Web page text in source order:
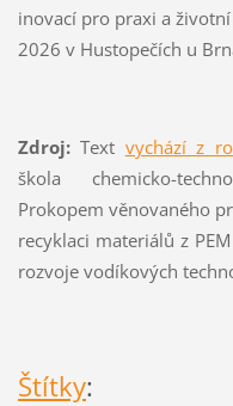
inovací pro praxi a
2026 v Hustopečích u
Zdroj:Text vychází z
škola chemicko-
Prokopem věnovaného
recyklaci materiálů z
rozvoje vodíkových
Štítky: